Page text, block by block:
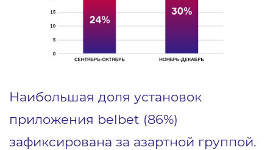
Наибольшая доля установок
приложения belbet (86%)
зафиксирована за азартной группой.